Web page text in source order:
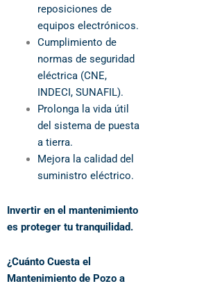
reposiciones de
equipos electrónicos.
Cumplimiento de
normas de seguridad
eléctrica (CNE,
INDECI, SUNAFIL).
Prolonga la vida útil
del sistema de puesta
a tierra.
Mejora la calidad del
suministro eléctrico.
Invertir en el mantenimiento
es proteger tu tranquilidad.
¿Cuánto Cuesta el
Mantenimiento de Pozo a